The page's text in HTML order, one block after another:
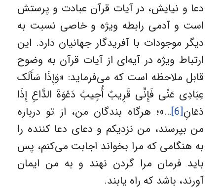
دعا و نیایش، در آیات قرآن عبادت و پرستش
است و آدمی رابطه‌ ویژه و خاصی نسبت به
دیگر موجودات با آفریدگار جهانیان دارد. این
ارتباط ویژه در آیه‌ای از آیات قرآن به وضوح
قابل ملاحظه است که می‌فرماید: «وَإِذَا سَأَلَک
عِبَادِی عَنِّی فَإِنِّی قَرِیبٌ أُجِیبُ دَعْوَةَ الدَّاعِ إِذَا
دَعَانِ[6]
…»؛ هرگاه‌ بندگان من، از تو درباره
من بپرسند، من نزدیکم و دعای‌ دعا کننده را
به هنگامی‌ که مرا بخواند اجابت می‌کنم، پس‌
باید فرمان مرا گردن نهند و به من ایمان
آورند، باشد که راه‌ یابند.